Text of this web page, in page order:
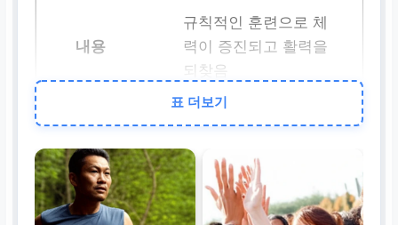
규칙적인 훈련으로 체
력이 증진되고 활력을
되찾음
한계를 극복하는 과정
에서 자신감과 긍정적
표 더보기